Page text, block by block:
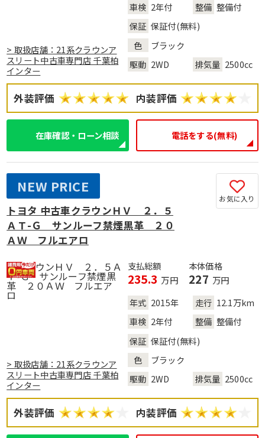
> 取扱店舗：21系クラウンア
スリート中古車専門店 千葉柏
インター
車検 2年付 整備 整備付
保証 保証付(無料)
色
ブラック
駆動 2WD 排気量 2500cc
外装評価 内装評価
在庫確認・ローン相談 電話をする(無料)
お気に入り
NEW PRICE
トヨタ 中古車クラウンＨＶ ２．５
ＡＴ-Ｇ サンルーフ禁煙黒革 ２０
ＡＷ フルエアロ
> 取扱店舗：21系クラウンア
スリート中古車専門店 千葉柏
インター
支払総額
235.3 万円
本体価格
227 万円
年式 2015年 走行 12.1万km
車検 2年付 整備 整備付
保証 保証付(無料)
色
ブラック
駆動 2WD 排気量 2500cc
外装評価 内装評価